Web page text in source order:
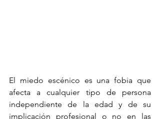
El miedo escénico es una fobia que
afecta a cualquier tipo de persona
independiente de la edad y de su
implicación profesional o no en las